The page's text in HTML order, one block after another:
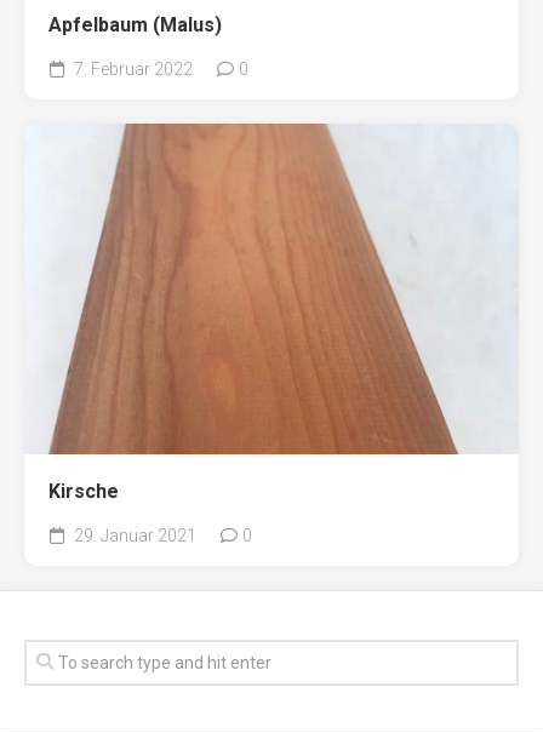
Apfelbaum (Malus)
7. Februar 2022 0
Kirsche
29. Januar 2021 0